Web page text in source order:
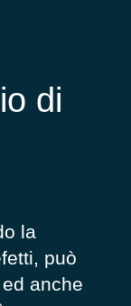
di
la
può
anche